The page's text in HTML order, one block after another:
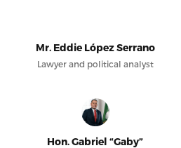
Mr. Eddie López Serrano
Lawyer and political analyst
Hon. Gabriel “Gaby”